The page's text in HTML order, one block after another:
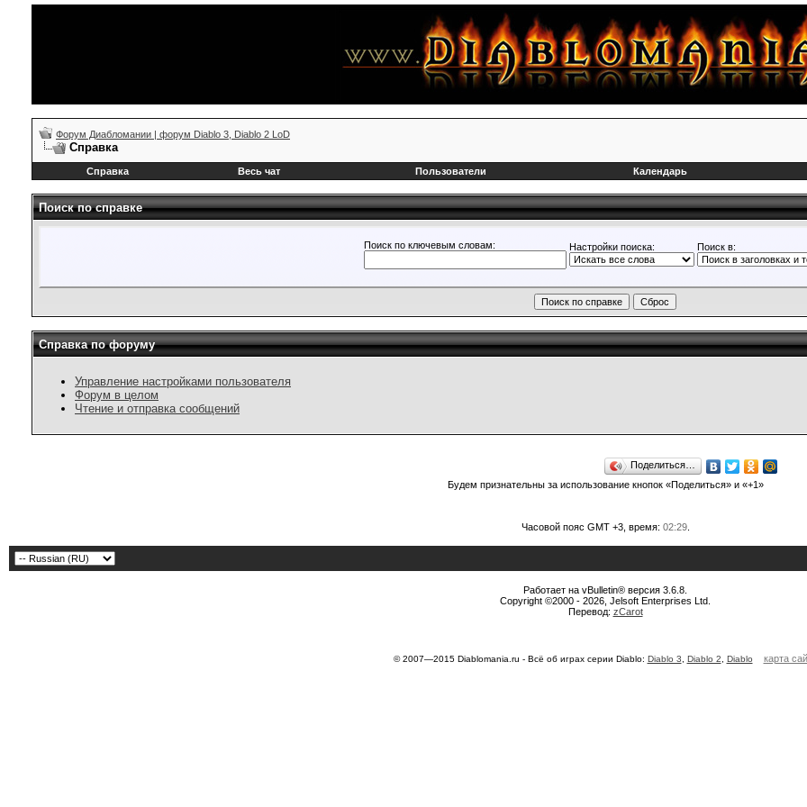
Форум Диабломании | форум Diablo 3, Diablo 2 LoD
Справка
Справка
Весь чат Пользователи Календарь
Поиск по справке
Поиск по ключевым словам: Настройки поиска: Поиск в:
Справка по форуму
Управление настройками пользователя
Форум в целом
Чтение и отправка сообщений
Поделиться…
Будем признательны за использование кнопок «Поделиться» и «+1»
Часовой пояс GMT +3, время: 02:29.
Работает на vBulletin® версия 3.6.8.
Copyright ©2000 - 2026, Jelsoft Enterprises Ltd.
Перевод: zCarot
© 2007—2015 Diablomania.ru - Всё об играх серии Diablo: Diablo 3 Diablo 2 Diablo карта